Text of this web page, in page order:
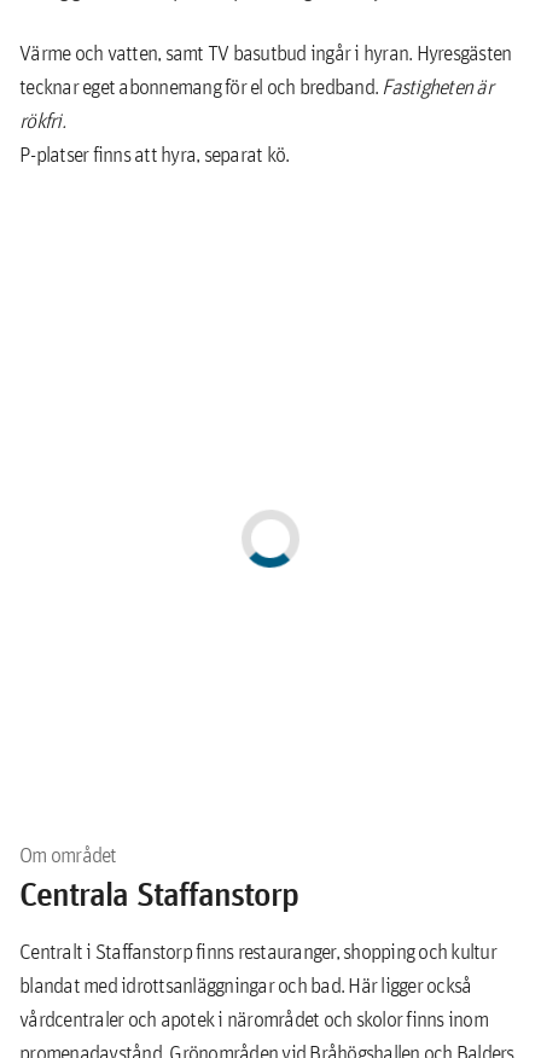
Värme och vatten, samt TV basutbud ingår i hyran. Hyresgästen
tecknar eget abonnemang för el och bredband.Fastigheten är
rökfri.
P-platser finns att hyra, separat kö.
Om området
Centrala Staffanstorp
Centralt i Staffanstorp finns restauranger, shopping och kultur
blandat med idrottsanläggningar och bad. Här ligger också
vårdcentraler och apotek i närområdet och skolor finns inom